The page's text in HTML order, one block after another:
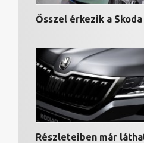
Ősszel érkezik a
Részleteiben már